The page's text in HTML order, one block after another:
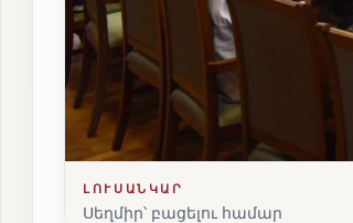
ԼՈՒՍԱՆԿԱՐ
Սեղմիր՝ բացելու համար